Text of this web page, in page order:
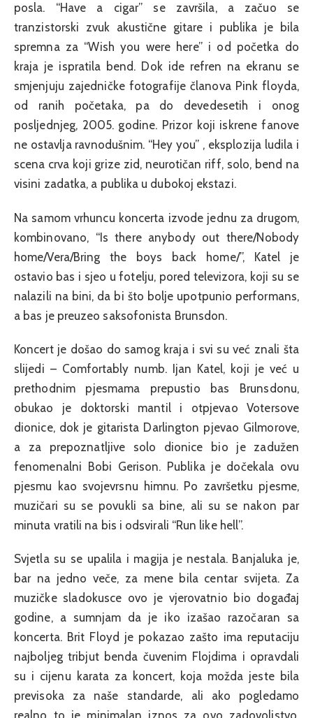
posla. “Have a cigar” se završila, a začuo se
tranzistorski zvuk akustične gitare i publika je bila
spremna za “Wish you were here” i od početka do
kraja je ispratila bend. Dok ide refren na ekranu se
smjenjuju zajedničke fotografije članova Pink floyda,
od ranih početaka, pa do devedesetih i onog
posljednjeg, 2005. godine. Prizor koji iskrene fanove
ne ostavlja ravnodušnim. “Hey you” , eksplozija ludila i
scena crva koji grize zid, neurotičan riff, solo, bend na
visini zadatka, a publika u dubokoj ekstazi.
Na samom vrhuncu koncerta izvode jednu za drugom,
kombinovano, “Is there anybody out there/Nobody
home/Vera/Bring the boys back home/”, Katel je
ostavio bas i sjeo u fotelju, pored televizora, koji su se
nalazili na bini, da bi što bolje upotpunio performans,
a bas je preuzeo saksofonista Brunsdon.
Koncert je došao do samog kraja i svi su već znali šta
slijedi – Comfortably numb. Ijan Katel, koji je već u
prethodnim pjesmama prepustio bas Brunsdonu,
obukao je doktorski mantil i otpjevao Votersove
dionice, dok je gitarista Darlington pjevao Gilmorove,
a za prepoznatljive solo dionice bio je zadužen
fenomenalni Bobi Gerison. Publika je dočekala ovu
pjesmu kao svojevrsnu himnu. Po završetku pjesme,
muzičari su se povukli sa bine, ali su se nakon par
minuta vratili na bis i odsvirali “Run like hell”.
Svjetla su se upalila i magija je nestala. Banjaluka je,
bar na jedno veče, za mene bila centar svijeta. Za
muzičke sladokusce ovo je vjerovatnio bio događaj
godine, a sumnjam da je iko izašao razočaran sa
koncerta. Brit Floyd je pokazao zašto ima reputaciju
najboljeg tribjut benda čuvenim Flojdima i opravdali
su i cijenu karata za koncert, koja možda jeste bila
previsoka za naše standarde, ali ako pogledamo